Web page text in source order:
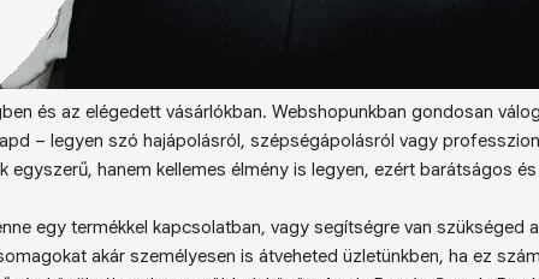
és az elégedett vásárlókban. Webshopunkban gondosan
– legyen szó hajápolásról, szépségápolásról vagy
egyszerű, hanem kellemes élmény is legyen, ezért barátságos
egy termékkel kapcsolatban, vagy segítségre van szükséged
akár személyesen is átveheted üzletünkben, ha ez